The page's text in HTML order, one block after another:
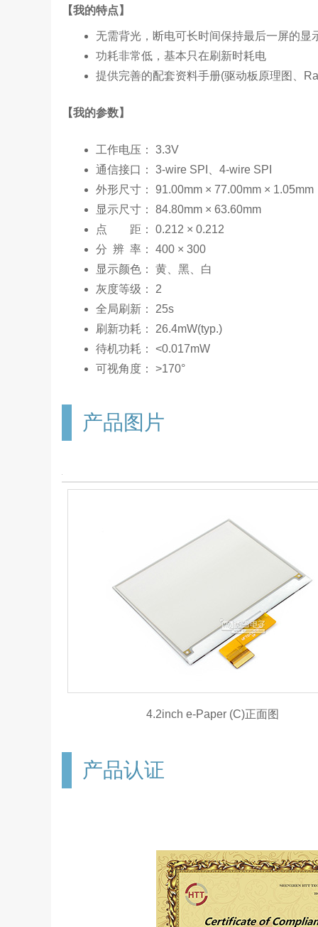
【我的特点】
无需背光，断电可长时间保持最后一屏的显
功耗非常低，基本只在刷新时耗电
提供完善的配套资料手册(驱动板原理图、
【我的参数】
工作电压： 3.3V
通信接口： 3-wire SPI、4-wire SPI
外形尺寸： 91.00mm × 77.00mm × 1.05mm
显示尺寸： 84.80mm × 63.60mm
点 距： 0.212 × 0.212
分 辨 率： 400 × 300
显示颜色： 黄、黑、白
灰度等级： 2
全局刷新： 25s
刷新功耗： 26.4mW(typ.)
待机功耗： <0.017mW
可视角度： >170°
产品图片
4.2inch e-Paper (C)正面图
产品认证